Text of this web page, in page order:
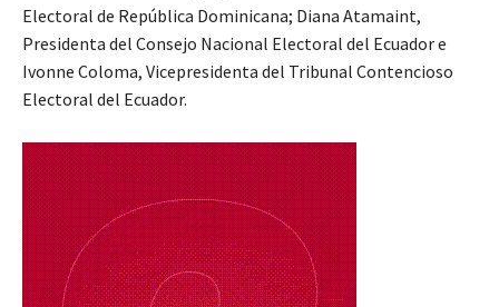
Electoral de República Dominicana; Diana Atamaint,
Presidenta del Consejo Nacional Electoral del Ecuador e
Ivonne Coloma, Vicepresidenta del Tribunal Contencioso
Electoral del Ecuador.